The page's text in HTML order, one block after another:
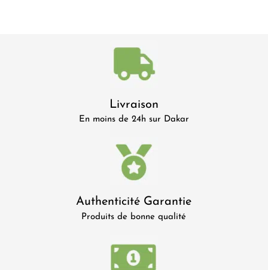
Livraison
En moins de 24h sur Dakar
Authenticité Garantie
Produits de bonne qualité